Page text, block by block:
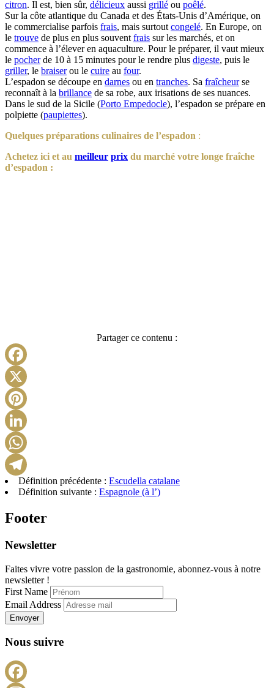
citron. Il est, bien sûr, délicieux aussi grillé ou poêlé.
Sur la côte atlantique du Canada et des États-Unis d’Amérique, on
le commercialise parfois frais, mais surtout congelé. En Europe, on
le trouve de plus en plus souvent frais sur les marchés, et on
commence à l’élever en aquaculture. Pour le préparer, il vaut mieux
le pocherde 10 à 15 minutes pour le rendre plus digeste, puis le
griller, le braiserou le cuire au four.
L’espadon se découpe en darnes ou en tranches. Sa fraîcheurse
reconnaît à la brillance de sa robe, aux irisations de ses nuances.
Dans le sud de la Sicile (Porto Empedocle), l’espadon se prépare en
polpiette (paupiettes).
Quelques préparations culinaires de l’espadon :
Achetez ici et au meilleur prix du marché votre longe fraîche
d’espadon :
Partager ce contenu :
Telegram
Définition précédente : Escudella catalane
Définition suivante : Espagnole (à l’)
Footer
Newsletter
Faites vivre votre passion de la gastronomie, abonnez-vous à notre
newsletter !
First Name
Email Address
Envoyer
Nous suivre